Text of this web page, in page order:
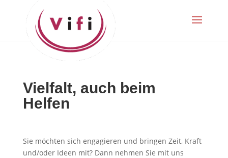
Vielfalt, auch beim
Helfen
Sie möchten sich engagieren und bringen Zeit, Kraft
und/oder Ideen mit? Dann nehmen Sie mit uns